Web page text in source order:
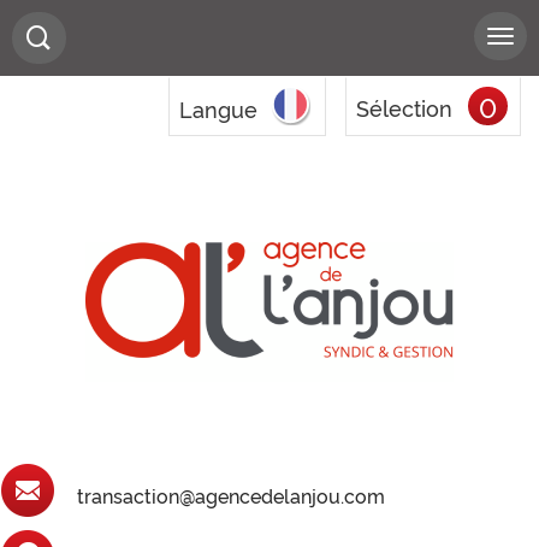
Langue Sélection 0
transaction@agencedelanjou.com